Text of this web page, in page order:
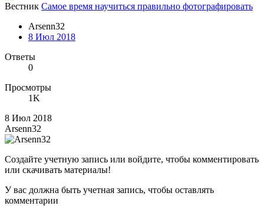
Вестник Самое время научиться правильно фотографировать
Arsenn32
8 Июл 2018
Ответы
0
Просмотры
1K
8 Июл 2018
Arsenn32
Создайте учетную запись или войдите, чтобы комментировать
или скачивать материалы!
У вас должна быть учетная запись, чтобы оставлять
комментарии